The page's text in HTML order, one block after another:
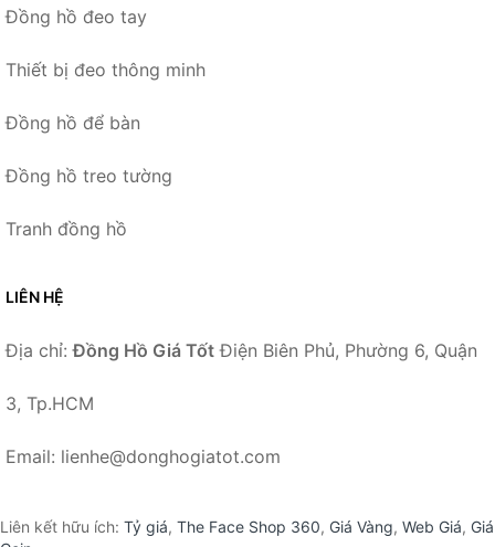
Đồng hồ đeo tay
Thiết bị đeo thông minh
Đồng hồ để bàn
Đồng hồ treo tường
Tranh đồng hồ
LIÊN HỆ
Địa chỉ:Đồng Hồ Giá Tốt Điện Biên Phủ, Phường 6, Quận
3, Tp.HCM
Email: lienhe@donghogiatot.com
Liên kết hữu ích: Tỷ giá, The Face Shop 360, Giá Vàng, Web Giá, Giá